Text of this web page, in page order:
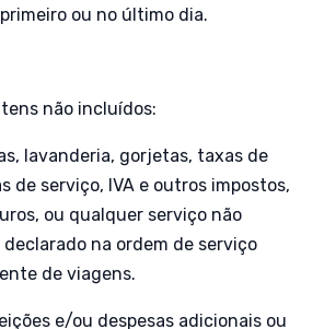
ou no último dia.
não incluídos:
lavanderia, gorjetas, taxas de
de serviço, IVA e outros impostos,
ou qualquer serviço não
na ordem de serviço
de viagens.
e/ou despesas adicionais ou